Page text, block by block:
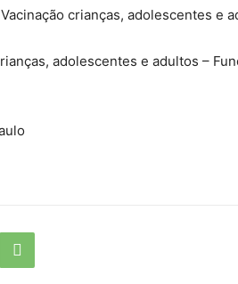
Vacinação crianças, adolescentes e
adolescentes e adultos –